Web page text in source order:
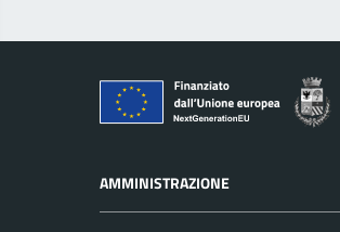
AMMINISTRAZIONE